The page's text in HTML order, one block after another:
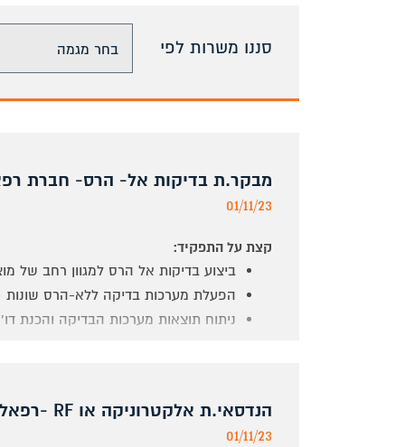
סננו משרות לפי
מבקר.ת בדיקות אל- הרס- חברת
01/11/23
קצת על התפקיד:
ביצוע בדיקות אל הרס למגוון רחב של
הפעלת מערכות בדיקה ללא-הרס שונות
ניתוח תוצאות מערכות הבדיקה והכנת
הנדסאי.ת מכונות/ אלקטרוניקה/ כימיה/
ידע בחומרים מרוכבים והיכרות עם תהליכי
הנדסאי.ת אלקטרוניקה או RF -רפאל
01/11/23